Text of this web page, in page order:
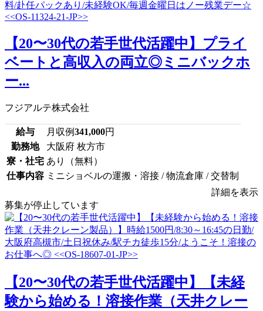
【20〜30代の若手世代活躍中】プライ
ベートと高収入の両立◎ミニバックホ
ー...
フジアルテ株式会社
給与 月収例341,000円
勤務地
大阪府 枚方市
寮・社宅 あり（無料）
仕事内容 ミニショベルの運搬・溶接 / 物流倉庫 / 交替制
詳細を表示
募集が停止しています
【20〜30代の若手世代活躍中】【未経
験から始める！溶接作業（天井クレー